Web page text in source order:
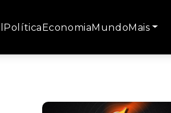
PolíticaEconomiaMundoMais